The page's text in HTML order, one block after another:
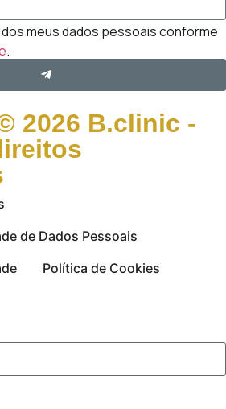
meus dados pessoais conforme
.
2026 B.clinic -
de Dados Pessoais
Política de Cookies